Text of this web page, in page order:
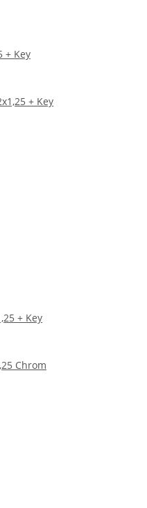
+ Key
+ Key